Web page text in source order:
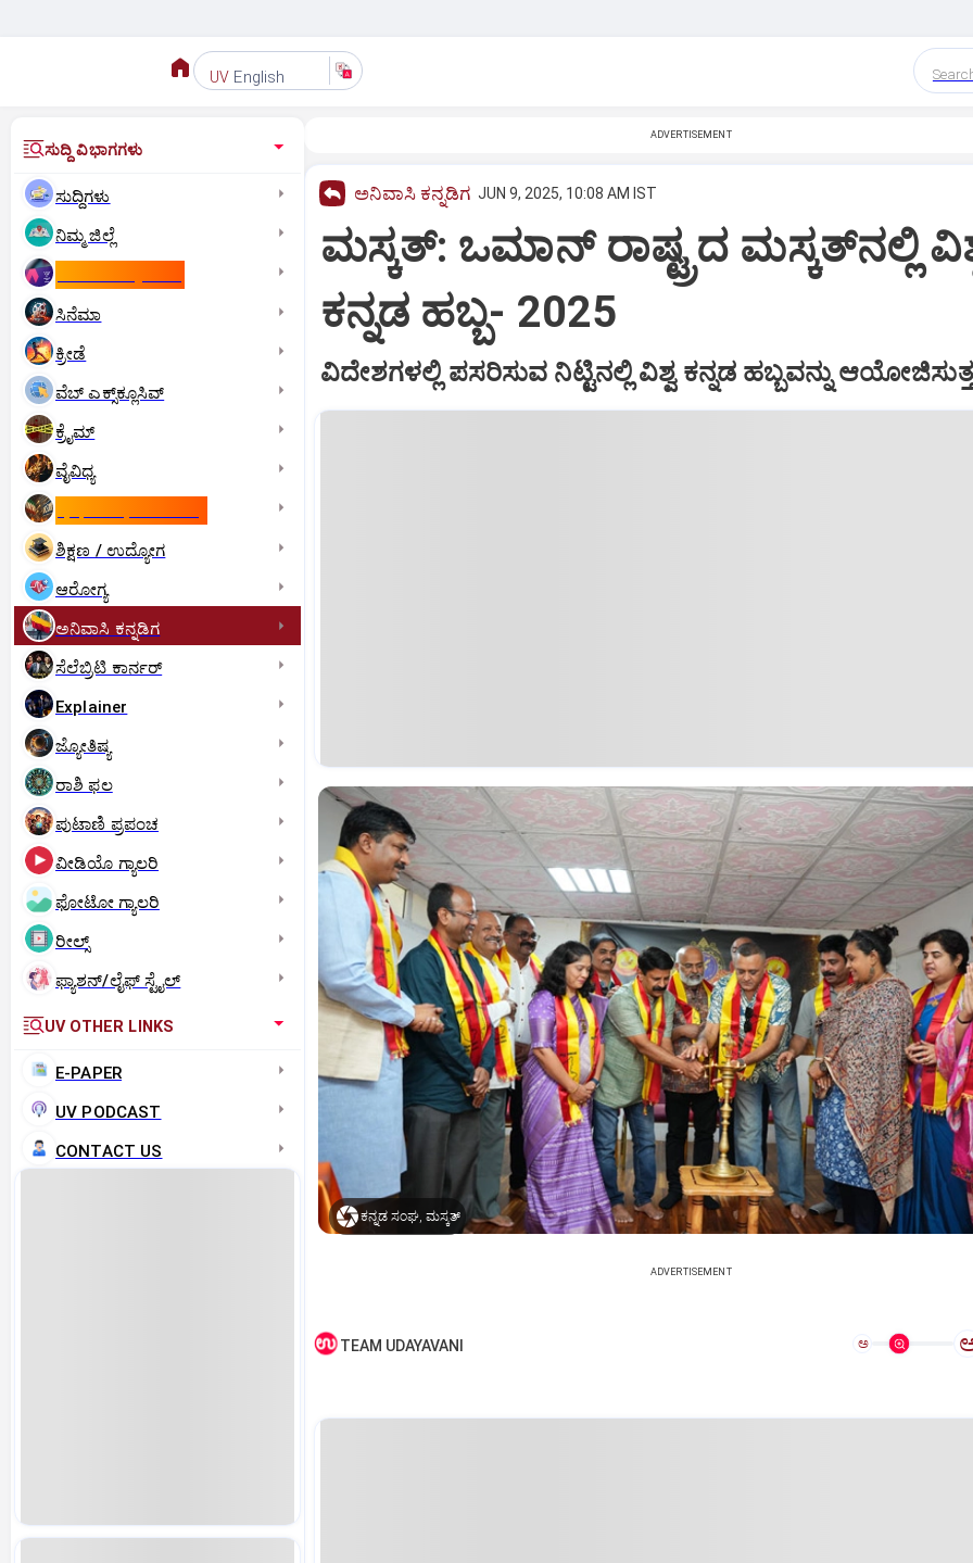
UV English
ಸುದ್ದಿ ವಿಭಾಗಗಳು
ಸುದ್ದಿಗಳು
ನಿಮ್ಮ ಜಿಲ್ಲೆ
ಸಿನೆಮಾ
ಕ್ರೀಡೆ
ವೆಬ್ ಎಕ್ಸ್‌ಕ್ಲೂಸಿವ್
ಕ್ರೈಮ್
ವೈವಿಧ್ಯ
ಶಿಕ್ಷಣ / ಉದ್ಯೋಗ
ಆರೋಗ್ಯ
ಅನಿವಾಸಿ ಕನ್ನಡಿಗ
ಸೆಲೆಬ್ರಿಟಿ ಕಾರ್ನರ್‌
Explainer
ಜ್ಯೋತಿಷ್ಯ
ರಾಶಿ ಫಲ
ಪುಟಾಣಿ ಪ್ರಪಂಚ
ವೀಡಿಯೊ ಗ್ಯಾಲರಿ
ಫೋಟೋ ಗ್ಯಾಲರಿ
ರೀಲ್ಸ್
ಫ್ಯಾಶನ್/ಲೈಫ್‌ ಸ್ಟೈಲ್
UV OTHER LINKS
E-PAPER
UV PODCAST
CONTACT US
ADVERTISEMENT
ಅನಿವಾಸಿ ಕನ್ನಡಿಗ JUN 9, 2025, 10:08 AM IST
ಮಸ್ಕತ್‌: ಒಮಾನ್‌ ರಾಷ್ಟ್ರದ ಮಸ್ಕತ್‌ನಲ್ಲಿ
ಕನ್ನಡ ಹಬ್ಬ- 2025
ವಿದೇಶಗಳಲ್ಲಿ ಪಸರಿಸುವ ನಿಟ್ಟಿನಲ್ಲಿ ವಿಶ್ವ ಕನ್ನಡ ಹಬ್ಬವನ್ನು
ಕನ್ನಡ ಸಂಘ, ಮಸ್ಕತ್‌
ADVERTISEMENT
TEAM UDAYAVANI ಅ